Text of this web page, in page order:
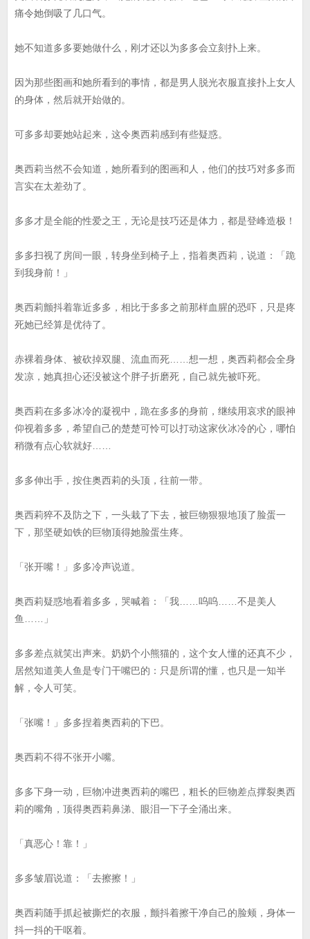
痛令她倒吸了几口气。
她不知道多多要她做什么，刚才还以为多多会立刻扑上来。
因为那些图画和她所看到的事情，都是男人脱光衣服直接扑上女人
的身体，然后就开始做的。
可多多却要她站起来，这令奥西莉感到有些疑惑。
奥西莉当然不会知道，她所看到的图画和人，他们的技巧对多多而
言实在太差劲了。
多多才是全能的性爱之王，无论是技巧还是体力，都是登峰造极！
多多扫视了房间一眼，转身坐到椅子上，指着奥西莉，说道：「跪
到我身前！」
奥西莉颤抖着靠近多多，相比于多多之前那样血腥的恐吓，只是疼
死她已经算是优待了。
赤裸着身体、被砍掉双腿、流血而死……想一想，奥西莉都会全身
发凉，她真担心还没被这个胖子折磨死，自己就先被吓死。
奥西莉在多多冰冷的凝视中，跪在多多的身前，继续用哀求的眼神
仰视着多多，希望自己的楚楚可怜可以打动这家伙冰冷的心，哪怕
稍微有点心软就好……
多多伸出手，按住奥西莉的头顶，往前一带。
奥西莉猝不及防之下，一头栽了下去，被巨物狠狠地顶了脸蛋一
下，那坚硬如铁的巨物顶得她脸蛋生疼。
「张开嘴！」多多冷声说道。
奥西莉疑惑地看着多多，哭喊着：「我……呜呜……不是美人
鱼……」
多多差点就笑出声来。奶奶个小熊猫的，这个女人懂的还真不少，
居然知道美人鱼是专门干嘴巴的：只是所谓的懂，也只是一知半
解，令人可笑。
「张嘴！」多多捏着奥西莉的下巴。
奥西莉不得不张开小嘴。
多多下身一动，巨物冲进奥西莉的嘴巴，粗长的巨物差点撑裂奥西
莉的嘴角，顶得奥西莉鼻涕、眼泪一下子全涌出来。
「真恶心！靠！」
多多皱眉说道：「去擦擦！」
奥西莉随手抓起被撕烂的衣服，颤抖着擦干净自己的脸颊，身体一
抖一抖的干呕着。